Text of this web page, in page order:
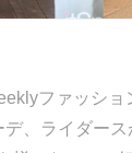
ファッシ
ライダース